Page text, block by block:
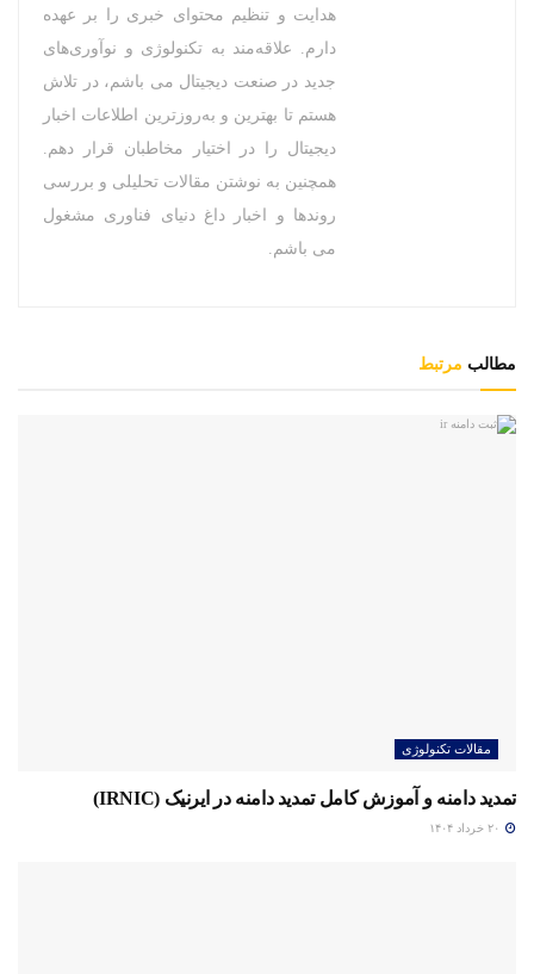
هدایت و تنظیم محتوای خبری را بر عهده
دارم. علاقه‌مند به تکنولوژی و نوآوری‌های
جدید در صنعت دیجیتال می باشم، در تلاش
هستم تا بهترین و به‌روزترین اطلاعات اخبار
دیجیتال را در اختیار مخاطبان قرار دهم.
همچنین به نوشتن مقالات تحلیلی و بررسی
روندها و اخبار داغ دنیای فناوری مشغول
می باشم.
مطالب مرتبط
مقالات تکنولوژی
تمدید دامنه و آموزش کامل تمدید دامنه در ایرنیک (IRNIC)